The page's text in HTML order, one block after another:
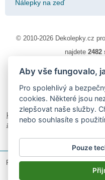
Nálepky na zeď
© 2010-2026 Dekolepky.cz
najdete 2482
Návod k lepení|Životnost
podmínky|Ochrana
samolepky na auto |
kühlschrank fotomagnete
foto
aute |logoprinty |nálepky na
Podle zákona o evidenci tržeb
Zároveň je povinen zaevidovat
Aby vše fungovalo,
Pro spolehlivý a
cookies. Některé jsou
zlepšovat naše služby.
nebo souhlasíte s
Pouze